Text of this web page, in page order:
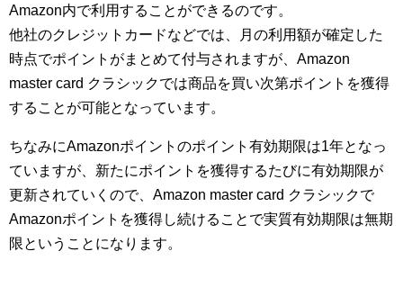
Amazon内で利用することができるのです。
他社のクレジットカードなどでは、月の利用額が確定した
時点でポイントがまとめて付与されますが、Amazon
master card クラシックでは商品を買い次第ポイントを獲得
することが可能となっています。
ちなみにAmazonポイントのポイント有効期限は1年となっ
ていますが、新たにポイントを獲得するたびに有効期限が
更新されていくので、Amazon master card クラシックで
Amazonポイントを獲得し続けることで実質有効期限は無期
限ということになります。